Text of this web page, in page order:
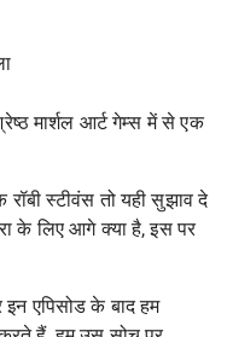
मार्शल आर्ट गेम्स में से एक
स्टीवंस तो यही सुझाव दे
के लिए आगे क्या है, इस पर
इन एपिसोड के बाद हम